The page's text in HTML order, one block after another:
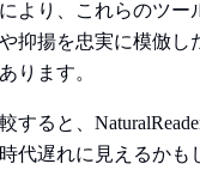
より、これらのツー
抑揚を忠実に模倣し
ります。
すると、
代遅れに見えるかも